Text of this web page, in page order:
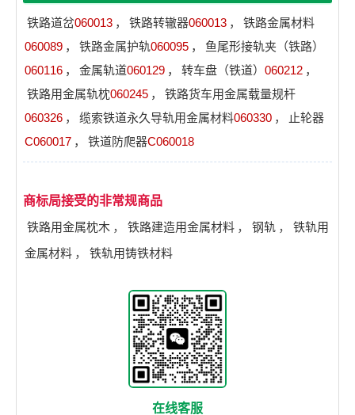
铁路道岔060013 ， 铁路转辙器060013 ，
铁路金属材料
060089 ， 铁路金属护轨060095 ，
鱼尾形接轨夹（铁路）
060116 ， 金属轨道060129 ， 转车盘（铁道） 060212 ，
铁路用金属轨枕060245 ，
铁路货车用金属载量规杆
060326 ， 缆索铁道永久导轨用金属材料060330 ，
止轮器
C060017 ， 铁道防爬器C060018
商标局接受的非常规商品
铁路用金属枕木 ， 铁路建造用金属材料 ， 钢轨 ，
铁轨用
金属材料 ， 铁轨用铸铁材料
在线客服